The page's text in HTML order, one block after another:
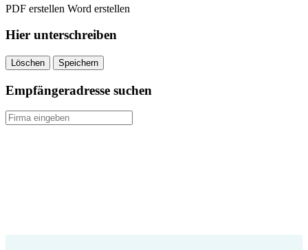
PDF erstellen Word erstellen
Hier unterschreiben
Löschen Speichern
Empfängeradresse suchen